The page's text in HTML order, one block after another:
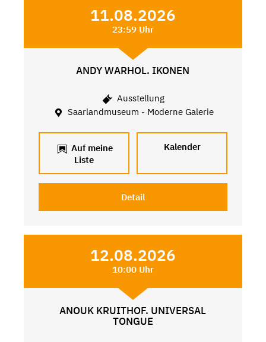
11.08.2026
23:59 Uhr
ANDY WARHOL. IKONEN
Ausstellung
Saarlandmuseum - Moderne Galerie
Auf meine
Liste
Kalender
Detail
12.08.2026
10:00 Uhr
ANOUK KRUITHOF. UNIVERSAL
TONGUE